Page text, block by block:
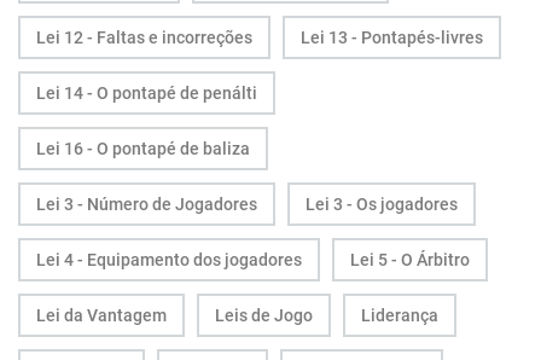
Lei 12 - Faltas e incorreções Lei 13 - Pontapés-livres
Lei 14 - O pontapé de penálti
Lei 16 - O pontapé de baliza
Lei 3 - Número de Jogadores Lei 3 - Os jogadores
Lei 4 - Equipamento dos jogadores Lei 5 - O Árbitro
Lei da Vantagem Leis de Jogo Liderança